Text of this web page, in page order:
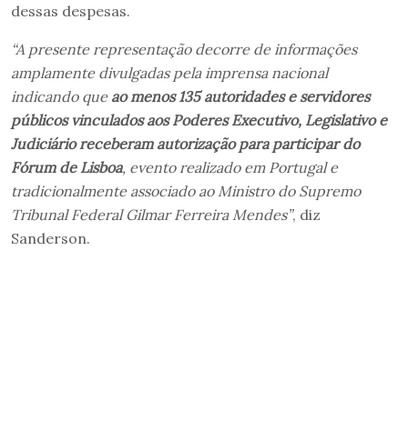
dessas despesas.
“A presente representação decorre de informações
amplamente divulgadas pela imprensa nacional
indicando que ao menos 135 autoridades e servidores
públicos vinculados aos Poderes Executivo, Legislativo e
Judiciário receberam autorização para participar do
Fórum de Lisboa, evento realizado em Portugal e
tradicionalmente associado ao Ministro do Supremo
Tribunal Federal Gilmar Ferreira Mendes”, diz
Sanderson.